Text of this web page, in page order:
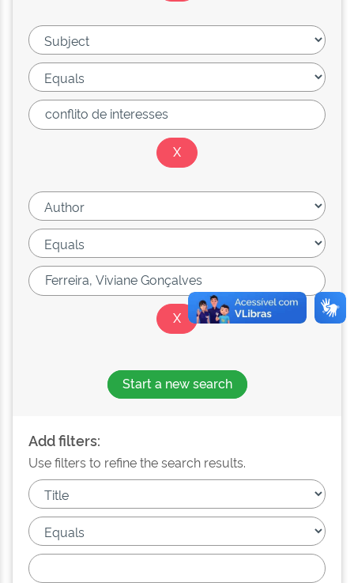
Start a new search
Add filters:
Use filters to refine the search results.